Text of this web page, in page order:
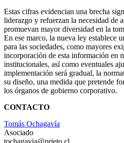
Estas cifras evidencian una brecha
liderazgo y refuerzan la necesidad de
promuevan mayor diversidad en la
En ese marco, la nueva ley establece
para las sociedades, como mayores
incorporación de esta información en
institucionales, así como eventuales
implementación será gradual, la
su diseño, una medida que pretende
los órganos de gobierno corporativo.
CONTACTO
Tomás Ochagavía
Asociado